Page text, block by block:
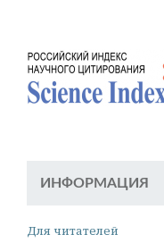
ИНФОРМАЦИЯ
Для читателей